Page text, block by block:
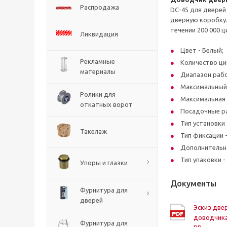
Распродажа
Ликвидация
Рекламные
материалы
Ролики для
откатных ворот
Такелаж
Упоры и глазки
Фурнитура для
дверей
Фурнитура для
DC-45 для
дверную
течении 200 000
Цвет - Белый;
Количество
Диапазон
Максимальный
Посадочные
Тип
Тип фиксации
Тип упаковки
Документы
Эскиз